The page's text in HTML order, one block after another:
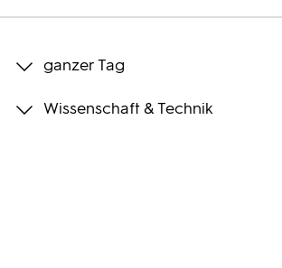
Bilder
ganzer Tag
Wissenschaft & Technik